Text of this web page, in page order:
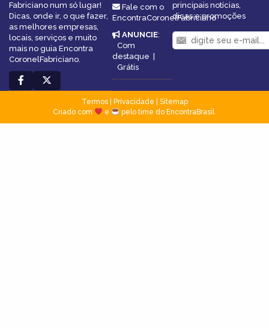
Fabriciano num só lugar!
Dicas, onde ir, o que fazer,
as melhores empresas,
locais, serviços e muito
mais no guia Encontra
CoronelFabriciano.
Fale com o
EncontraCoronelFabriciano
ANUNCIE:
Com
destaque
Grátis
principais notícias,
dicas e promoções
Termos| Privacidade
Sitemap
Criado com
e pelo time do EncontraBrasil